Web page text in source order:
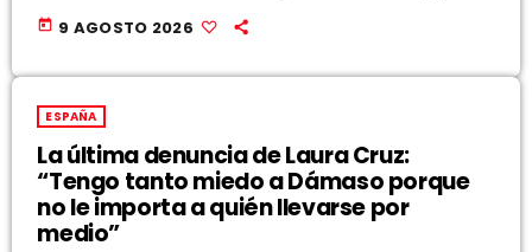
today 9 AGOSTO 2026
ESPAÑA
La última denuncia de Laura Cruz:
“Tengo tanto miedo a Dámaso porque
no le importa a quién llevarse por
medio”